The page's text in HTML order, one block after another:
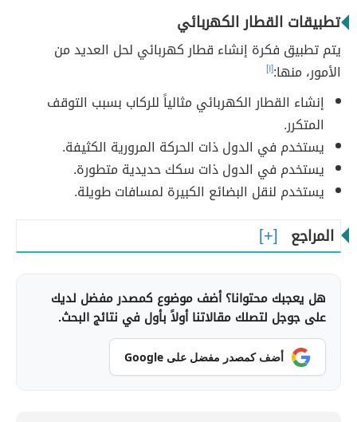
تطبيقات القطار الكهربائي
يتم تطبيق فكرة إنشاء قطار كهربائي لحل العديد من
الأمور، منها:[١]
إنشاء القطار الكهربائي مثالياً للركاب بسبب التوقف
المتكرر.
يستخدم في الدول ذات الحركة المرورية الكثيفة.
يستخدم في الدول ذات سكك حديدية متطورة.
يستخدم لنقل البضائع الكبيرة لمسافات طويلة.
المراجع
هل يعجبك محتوانا؟ أضف موضوع كمصدر مفضل لديك
على جوجل لتصلك مقالاتنا أولاً بأول في نتائج البحث.
أضف كمصدر مفضل على Google